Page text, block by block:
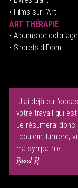
• Films sur l'Art
ART THÉRAPIE
• Albums de coloriage
• Secrets d'Eden
"J'ai déjà eu
votre travail qui
Je résumerai donc
: couleur, lumière,
ma sympathie".
Raoul R.